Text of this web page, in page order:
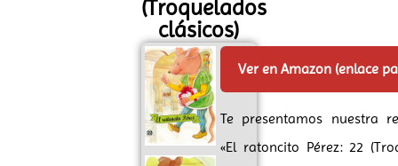
(Troquelados
clásicos)
Ver en Amazon (enlace
Te presentamos nuestra
«El ratoncito Pérez: 22